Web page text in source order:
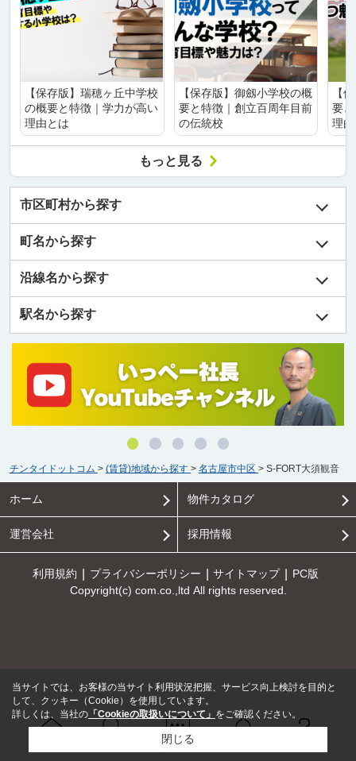
【保存版】瑞穂ヶ丘中学校
の概要と特徴｜学力が高い
理由とは
【保存版】御劔小学校の概
要と特徴｜創立百周年目前
の伝統校
【
要
理
もっと見る
問い合せ
市区町村から探す
町名から探す
沿線名から探す
駅名から探す
チンタイドットコム > (賃貸)地域から探す > 名古屋市中区 > S-FORT大須観音
ホーム 物件カタログ
運営会社 採用情報
利用規約 プライバシーポリシー サイトマップ
PC版
Copyright(c) com.co.,ltd All rights reserved.
当サイトでは、お客様の当サイト利用状況把握、サービス向上検討を目的と
して、クッキー（Cookie）を使用しています。
詳しくは、当社の 「Cookieの取扱いについて」 をご確認ください。
閉じる